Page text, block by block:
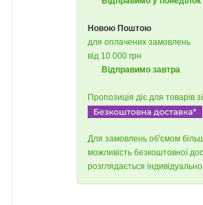
Новою Поштою
для оплачених замовлень
від 10 000 грн
Відправимо завтра
Пропозиція діє для товарів
Для замовлень об'ємом
можливість безкоштовної
розглядається індивідуально